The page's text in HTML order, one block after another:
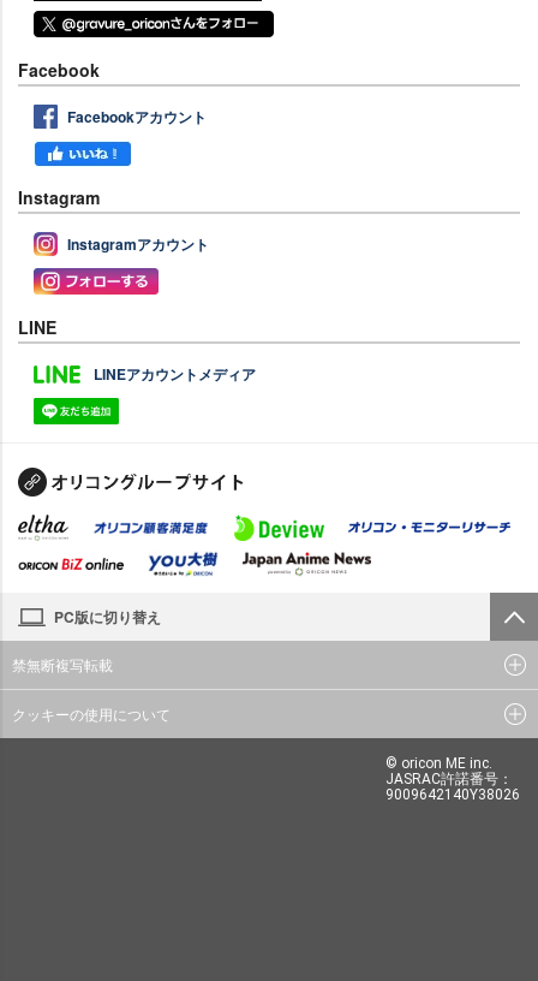
Facebook
Facebookアカウント
Instagram
Instagramアカウント
LINE
LINEアカウントメディア
PC版に切り替え
禁無断複写転載
クッキーの使用について
© oricon ME inc.
JASRAC許諾番号：
9009642140Y38026